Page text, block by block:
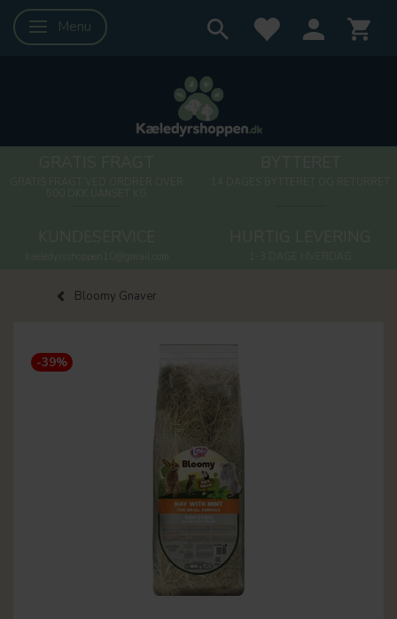
Skifte navigation
Menu
Bloomy Gnaver
-39%